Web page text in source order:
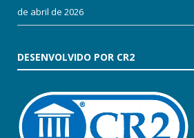
de abril de 2026
DESENVOLVIDO POR CR2